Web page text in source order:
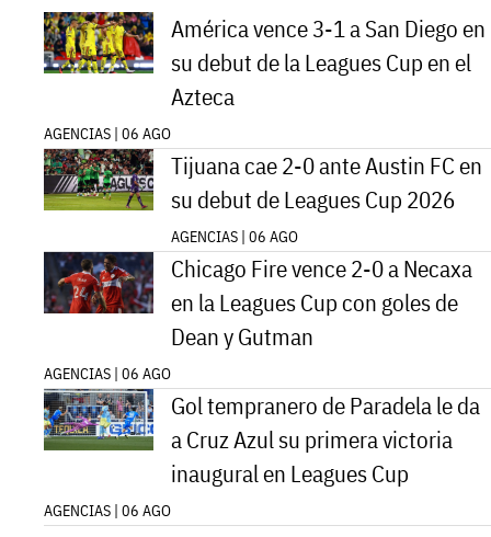
América vence 3-1 a San Diego en
su debut de la Leagues Cup en el
Azteca
AGENCIAS | 06 AGO
Tijuana cae 2-0 ante Austin FC en
su debut de Leagues Cup 2026
AGENCIAS | 06 AGO
Chicago Fire vence 2-0 a Necaxa
en la Leagues Cup con goles de
Dean y Gutman
AGENCIAS | 06 AGO
Gol tempranero de Paradela le da
a Cruz Azul su primera victoria
inaugural en Leagues Cup
AGENCIAS | 06 AGO